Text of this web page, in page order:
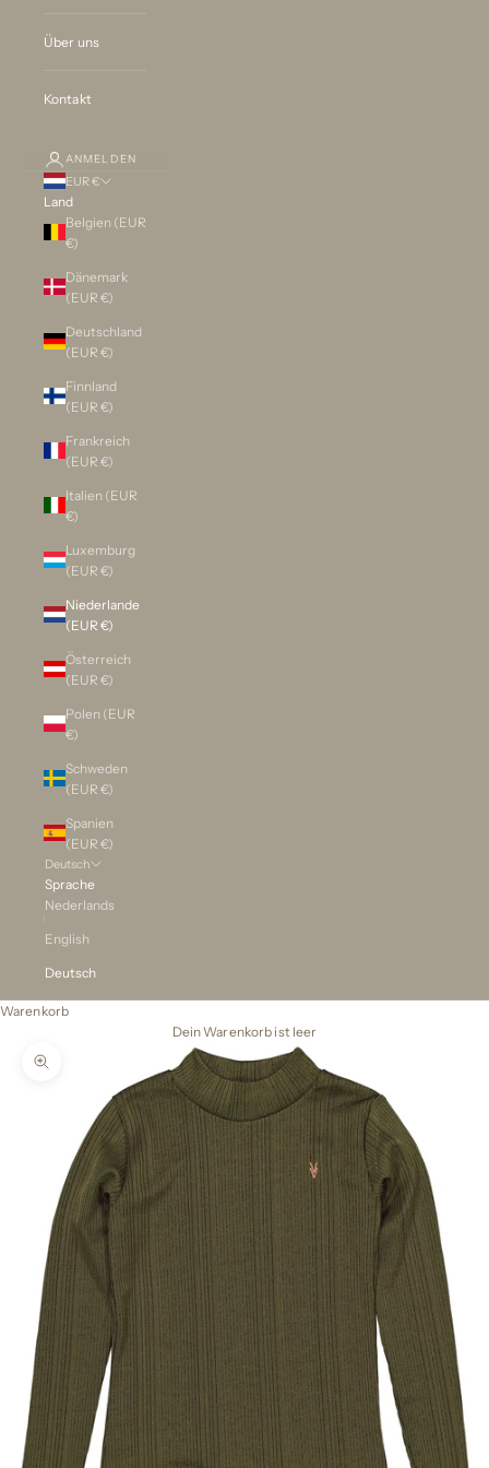
Über uns
Kontakt
ANMELDEN
EUR €
Land
Belgien (EUR
€)
Dänemark
(EUR €)
Deutschland
(EUR €)
Finnland
(EUR €)
Frankreich
(EUR €)
Italien (EUR
€)
Luxemburg
(EUR €)
Niederlande
(EUR €)
Österreich
(EUR €)
Polen (EUR
€)
Schweden
(EUR €)
Spanien
(EUR €)
Deutsch
Sprache
Nederlands
English
Deutsch
Warenkorb
Dein Warenkorb ist leer
Bild vergrößern